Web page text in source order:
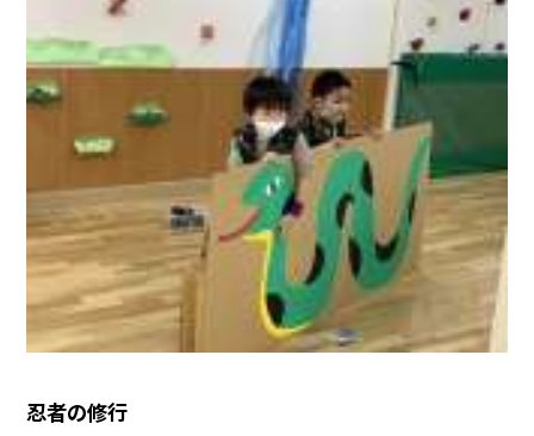
忍者の修行